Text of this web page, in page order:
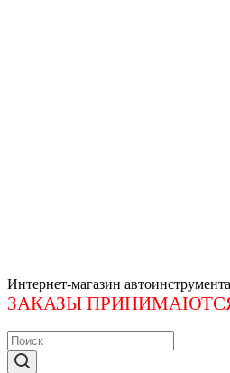
Интернет-магазин
ЗАКАЗЫ ПРИНИМАЮТСЯ